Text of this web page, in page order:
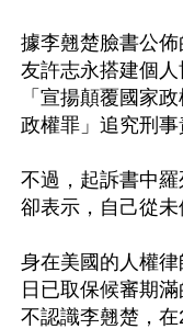
據李翹楚臉書公
友許志永搭建個人
「宣揚顛覆國家
政權罪」追究刑事
不過，起訴書中
卻表示，自己從未
身在美國的人權
日已取保候審期
不認識李翹楚，